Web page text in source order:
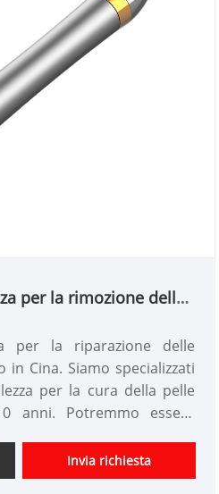
per la rimozione delle
per la riparazione delle
Cina. Siamo specializzati
per la cura della pelle
anni. Potremmo essere
di prezzo. Siamo fornitori
di bellezza ad alta
Invia richiesta